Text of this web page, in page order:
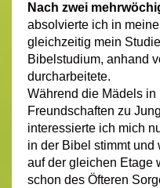
Nach zwei
absolvierte ich in
gleichzeitig mein
Bibelstudium, anhand
durcharbeitete.
Während die Mädels in
Freundschaften zu
interessierte ich mich
in der Bibel stimmt und
auf der gleichen Etage
schon des Öfteren